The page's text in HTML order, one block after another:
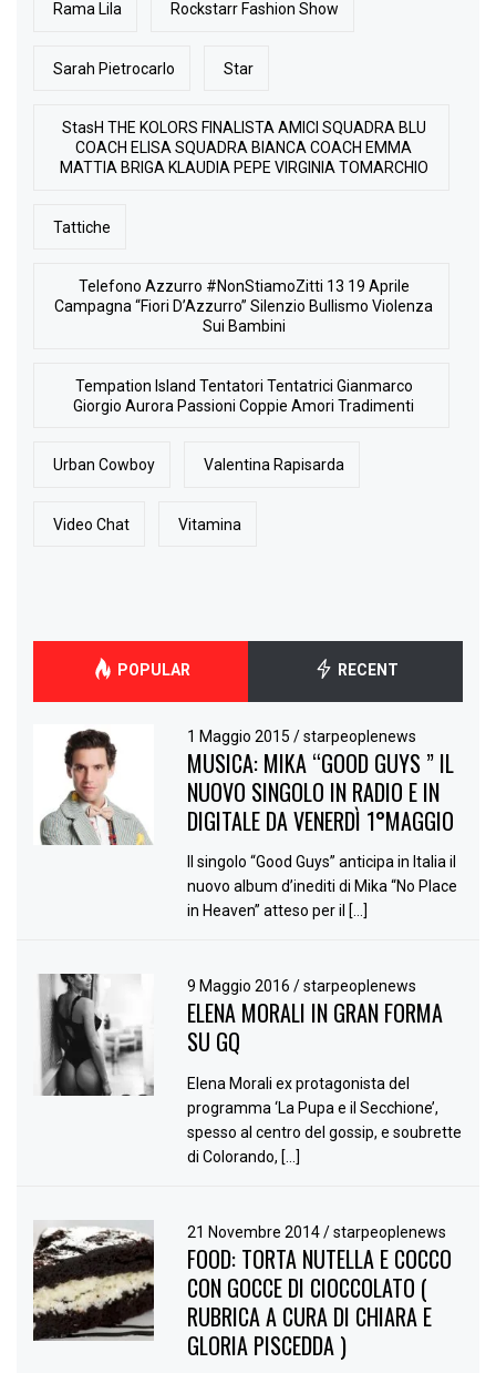
Rama Lila Rockstarr Fashion Show
Sarah Pietrocarlo Star
StasH THE KOLORS FINALISTA AMICI SQUADRA BLU
COACH ELISA SQUADRA BIANCA COACH EMMA
MATTIA BRIGA KLAUDIA PEPE VIRGINIA TOMARCHIO
Tattiche
Telefono Azzurro #NonStiamoZitti 13 19 Aprile
Campagna “Fiori D’Azzurro” Silenzio Bullismo Violenza
Sui Bambini
Tempation Island Tentatori Tentatrici Gianmarco
Giorgio Aurora Passioni Coppie Amori Tradimenti
Urban Cowboy Valentina Rapisarda
Video Chat Vitamina
POPULAR RECENT
1 Maggio 2015/ starpeoplenews
MUSICA: MIKA “GOOD GUYS ” IL
NUOVO SINGOLO IN RADIO E IN
DIGITALE DA VENERDÌ 1°MAGGIO
Il singolo “Good Guys” anticipa in Italia il
nuovo album d’inediti di Mika “No Place
in Heaven” atteso per il […]
9 Maggio 2016/ starpeoplenews
ELENA MORALI IN GRAN FORMA
SU GQ
Elena Morali ex protagonista del
programma ‘La Pupa e il Secchione’,
spesso al centro del gossip, e soubrette
di Colorando, […]
21 Novembre 2014/ starpeoplenews
FOOD: TORTA NUTELLA E COCCO
CON GOCCE DI CIOCCOLATO (
RUBRICA A CURA DI CHIARA E
GLORIA PISCEDDA )